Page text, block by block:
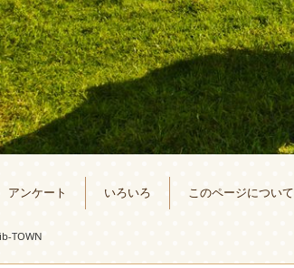
アンケート いろいろ このページについて
TOWN